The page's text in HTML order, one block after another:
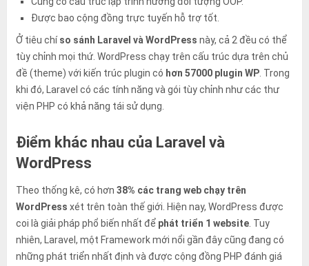
Được bao cộng đồng trực tuyến hỗ trợ tốt.
Ở tiêu chíso sánh Laravel và WordPress này, cả 2 đều có thể
tùy chỉnh mọi thứ. WordPress chạy trên cấu trúc dựa trên chủ
đề (theme) với kiến trúc plugin có hơn 57000 plugin WP. Trong
khi đó, Laravel có các tính năng và gói tùy chỉnh như các thư
viện PHP có khả năng tái sử dụng.
Điểm khác nhau của Laravel và
WordPress
Theo thống kê, có hơn 38% các trang web chạy trên
WordPress xét trên toàn thế giới. Hiện nay, WordPress được
coi là giải pháp phổ biến nhất để phát triển 1 website. Tuy
nhiên, Laravel, một Framework mới nổi gần đây cũng đang có
những phát triển nhất định và được cộng đồng PHP đánh giá